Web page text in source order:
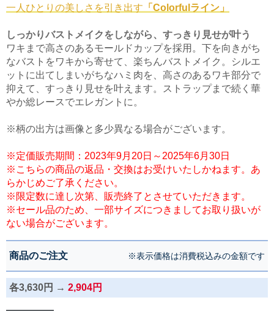
一人ひとりの美しさを引き出す 「Colorfulライン」
しっかりバストメイクをしながら、すっきり見せが叶う
ワキまで高さのあるモールドカップを採用。下を向きがち
なバストをワキから寄せて、楽ちんバストメイク。シルエ
ットに出てしまいがちなハミ肉を、高さのあるワキ部分で
抑えて、すっきり見せを叶えます。ストラップまで続く華
やか総レースでエレガントに。
※柄の出方は画像と多少異なる場合がございます。
※定価販売期間：2023年9月20日～2025年6月30日
※こちらの商品の返品・交換はお受けいたしかねます。あ
らかじめご了承ください。
※限定数に達し次第、販売終了とさせていただきます。
※セール品のため、一部サイズにつきましてお取り扱いが
ない場合がございます。
商品のご注文 ※表示価格は消費税込みの金額です
各3,630円 → 2,904円